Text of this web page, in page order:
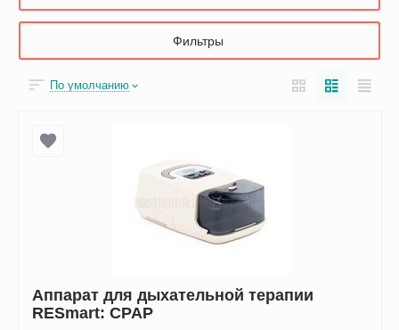
Фильтры
По умолчанию
Аппарат для дыхательной терапии
RESmart: CPAP